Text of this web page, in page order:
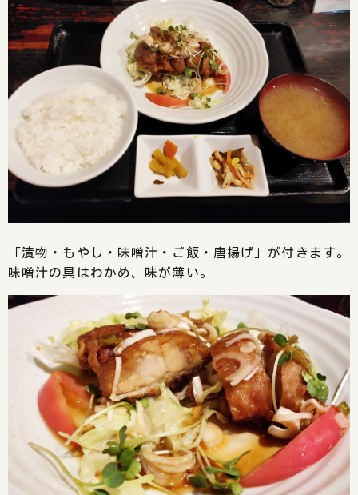
「漬物・もやし・味噌汁・ご飯・唐揚げ」が付きます。
味噌汁の具はわかめ、味が薄い。